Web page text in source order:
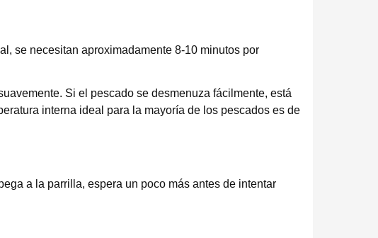
se necesitan aproximadamente 8-10 minutos por
Si el pescado se desmenuza fácilmente, está
interna ideal para la mayoría de los pescados es de
a la parrilla, espera un poco más antes de intentar